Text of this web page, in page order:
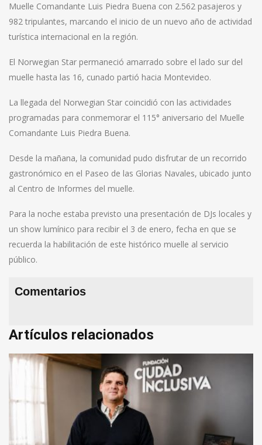
Muelle Comandante Luis Piedra Buena con 2.562 pasajeros y
982 tripulantes, marcando el inicio de un nuevo año de actividad
turística internacional en la región.
El Norwegian Star permaneció amarrado sobre el lado sur del
muelle hasta las 16, cunado partió hacia Montevideo.
La llegada del Norwegian Star coincidió con las actividades
programadas para conmemorar el 115° aniversario del Muelle
Comandante Luis Piedra Buena.
Desde la mañana, la comunidad pudo disfrutar de un recorrido
gastronómico en el Paseo de las Glorias Navales, ubicado junto
al Centro de Informes del muelle.
Para la noche estaba previsto una presentación de DJs locales y
un show lumínico para recibir el 3 de enero, fecha en que se
recuerda la habilitación de este histórico muelle al servicio
público.
Comentarios
Artículos relacionados